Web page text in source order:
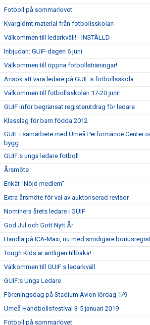
Fotboll på sommarlovet
Kvarglömt material från fotbollsskolan
Välkommen till ledarkväll! - INSTÄLLD
Inbjudan: GUIF-dagen 6 juni
Välkommen till öppna fotbollsträningar!
Ansök att vara ledare på GUIF:s fotbollsskola
Välkommen till fotbollsskolan 17-20 juni!
GUIF inför begränsat registerutdrag för ledare
Klasslag för barn födda 2012
GUIF i samarbete med Umeå Performance Center
bygg
GUIF:s unga ledare fotboll
Årsmöte
Enkät "Nöjd medlem"
Extra årsmöte för val av auktoriserad revisor
Nominera årets ledare i GUIF
God Jul och Gott Nytt År
Handla på ICA-Maxi, nu med smidigare
Tough Kids är äntligen tillbaka!
Välkommen till GUIF:s ledarkväll
GUIF:s Unga Ledare
Föreningsdag på Stadium Avion lördag 1/9
Umeå Handbollsfestival 3-5 januari 2019
Fotboll på sommarlovet